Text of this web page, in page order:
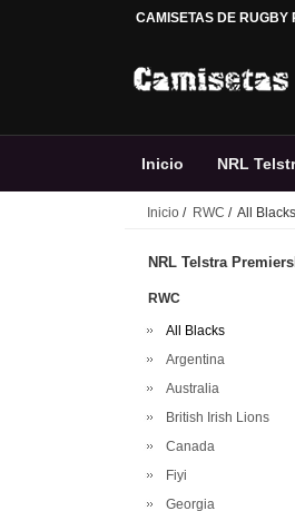
CAMISETAS DE RUGBY
Inicio NRL
Premiership Rugby
Inicio / RWC / All Blacks
NRL Telstra
RWC
All Blacks
Argentina
Australia
British Irish Lions
Canada
Fiyi
Georgia